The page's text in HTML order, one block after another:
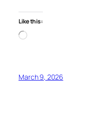
Like this:
Loading…
March 9, 2026